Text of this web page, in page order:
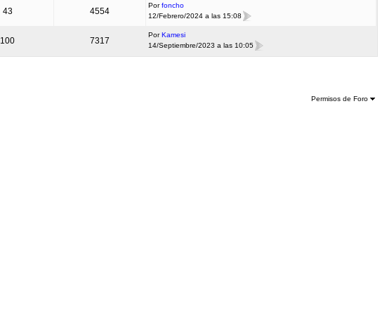
43 4554
Porfoncho
12/Febrero/2024 a las 15:08
100 7317
PorKamesi
14/Septiembre/2023 a las 10:05
Permisos de Foro